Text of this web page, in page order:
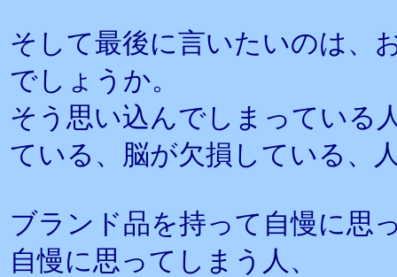
そして最後に言いたいのは、
でしょうか。
そう思い込んでしまっている
ている、脳が欠損している、
ブランド品を持って自慢に思
自慢に思ってしまう人、